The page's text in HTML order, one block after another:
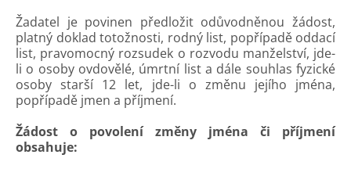
Žadatel je povinen předložit odůvodněnou žádost,
platný doklad totožnosti, rodný list, popřípadě oddací
list, pravomocný rozsudek o rozvodu manželství, jde-
li o osoby ovdovělé, úmrtní list a dále souhlas fyzické
osoby starší 12 let, jde-li o změnu jejího jména,
popřípadě jmen a příjmení.
Žádost o povolení změny jména či příjmení
obsahuje: